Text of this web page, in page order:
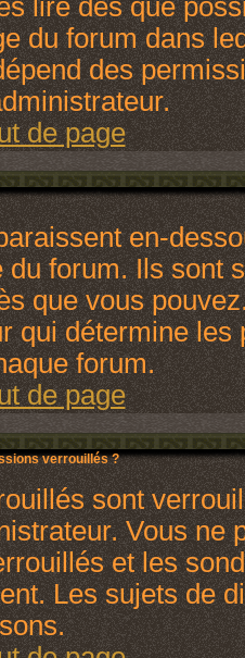
lire dès que
du forum dans
des
de page
en-
du forum. Ils sont
que vous
qui détermine
forum.
de page
verrouillés ?
sont
Vous ne
et les
Les sujets de